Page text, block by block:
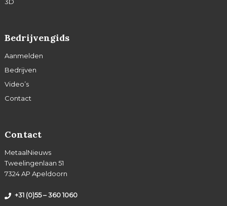
Bedrijvengids
Aanmelden
Bedrijven
Video’s
Contact
Contact
MetaalNieuws
Tweelingenlaan 51
7324 AP Apeldoorn
+31 (0)55 – 360 1060